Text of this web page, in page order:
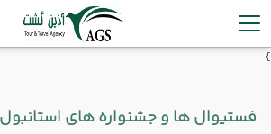
}
فستیوال ها و جشنواره های استانبول